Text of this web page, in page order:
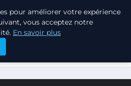
pour améliorer votre expérience
vous acceptez notre
En savoir plus